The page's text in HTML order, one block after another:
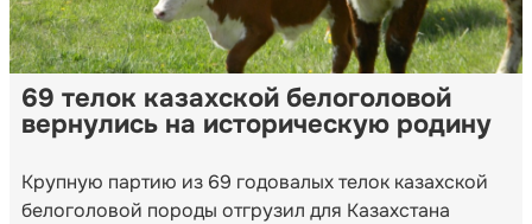
69 телок казахской белоголовой
вернулись на историческую родину
Крупную партию из 69 годовалых телок казахской
белоголовой породы отгрузил для Казахстана